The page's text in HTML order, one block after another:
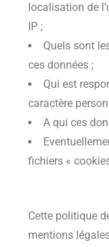
localisation de
IP ;
Quels sont
ces données ;
Qui est
caractère
A qui ces
fichiers «
Cette politique
mentions